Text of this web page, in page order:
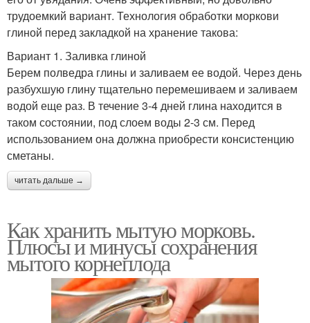
трудоемкий вариант. Технология обработки моркови
глиной перед закладкой на хранение такова:
Вариант 1. Заливка глиной
Берем полведра глины и заливаем ее водой. Через день
разбухшую глину тщательно перемешиваем и заливаем
водой еще раз. В течение 3-4 дней глина находится в
таком состоянии, под слоем воды 2-3 см. Перед
использованием она должна приобрести консистенцию
сметаны.
читать дальше →
Как хранить мытую морковь.
Плюсы и минусы сохранения
мытого корнеплода